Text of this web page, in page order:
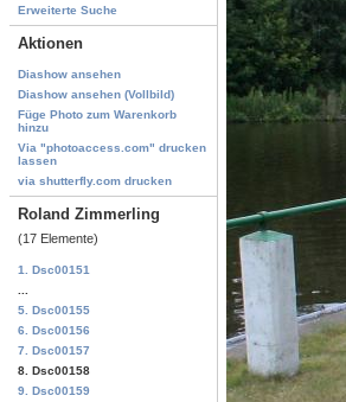
Erweiterte Suche
Aktionen
Diashow ansehen
Diashow ansehen (Vollbild)
Füge Photo zum Warenkorb
hinzu
Via "photoaccess.com" drucken
lassen
via shutterfly.com drucken
Roland Zimmerling
(17 Elemente)
1. Dsc00151
5. Dsc00155
6. Dsc00156
7. Dsc00157
8. Dsc00158
9. Dsc00159